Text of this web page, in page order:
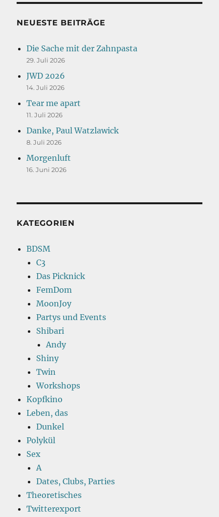
NEUESTE BEITRÄGE
Die Sache mit der Zahnpasta
29. Juli 2026
JWD 2026
14. Juli 2026
Tear me apart
11. Juli 2026
Danke, Paul Watzlawick
8. Juli 2026
Morgenluft
16. Juni 2026
KATEGORIEN
BDSM
C3
Das Picknick
FemDom
MoonJoy
Partys und Events
Shibari
Andy
Shiny
Twin
Workshops
Kopfkino
Leben, das
Dunkel
Polykül
Sex
A
Dates, Clubs, Parties
Theoretisches
Twitterexport